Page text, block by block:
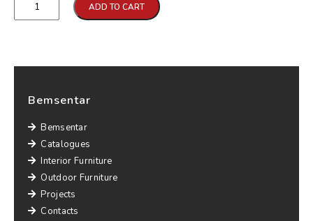
ADD TO CART
Bemsentar
Bemsentar
Catalogues
Interior Furniture
Outdoor Furniture
Projects
Contacts